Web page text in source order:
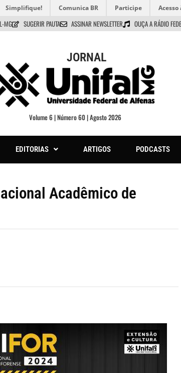
Simplifique! Comunica BR Participe
MG SUGERIR PAUTA ASSINAR NEWSLETTER OUÇA A RÁDIO
JORNAL
Volume 6 | Número 60 | Agosto 2026
EDITORIAS ARTIGOS PODCASTS
Acadêmico de